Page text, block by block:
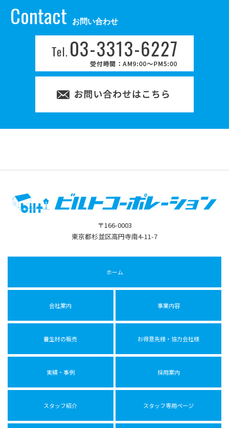
Contact お問い合わせ
〒166-0003
東京都杉並区高円寺南4-11-7
ホーム
会社案内 事業内容
養生材の販売 お得意先様・協力会社様
実績・事例 採用案内
スタッフ紹介 スタッフ専用ページ